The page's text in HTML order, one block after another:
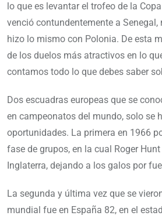
lo que es levantar el trofeo de la
venció contundentemente a Senegal,
hizo lo mismo con Polonia. De esta
de los duelos más atractivos en lo
contamos todo lo que debes saber
Dos escuadras europeas que se
en campeonatos del mundo, solo se
oportunidades. La primera en 1966
fase de grupos, en la cual Roger
Inglaterra, dejando a los galos por
La segunda y última vez que se
mundial fue en España 82, en el